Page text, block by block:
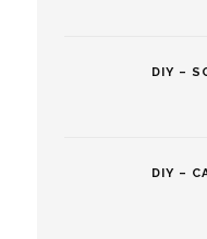
DIY –
DIY –